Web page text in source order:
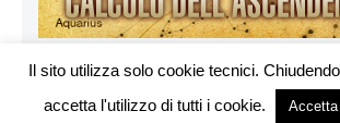
Il sito utilizza solo cookie tecnici.
accetta l'utilizzo di tutti i cookie.
Accetta
Vuoi pubblicare sul nostro